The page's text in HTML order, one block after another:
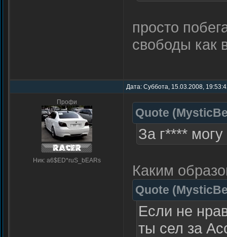
просто
свободы как
Дата: Суббота, 15.03.2008,
Профи
Ник: a6$ED*ruS_bEARs
Quote (
За г****
Каким
Quote (
Если не
ты сел за